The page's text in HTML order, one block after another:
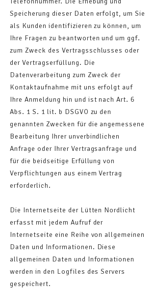
Speicherung dieser Daten erfolgt, um Sie
als Kunden identifizieren zu können, um
Ihre Fragen zu beantworten und um ggf.
zum Zweck des Vertragsschlusses oder
der Vertragserfüllung. Die
Datenverarbeitung zum Zweck der
Kontaktaufnahme mit uns erfolgt auf
Ihre Anmeldung hin und ist nach Art. 6
Abs. 1 S. 1 lit. b DSGVO zu den
genannten Zwecken für die angemessene
Bearbeitung Ihrer unverbindlichen
Anfrage oder Ihrer Vertragsanfrage und
für die beidseitige Erfüllung von
Verpflichtungen aus einem Vertrag
erforderlich.
Die Internetseite der Lütten Nordlicht
erfasst mit jedem Aufruf der
Internetseite eine Reihe von allgemeinen
Daten und Informationen. Diese
allgemeinen Daten und Informationen
werden in den Logfiles des Servers
gespeichert.